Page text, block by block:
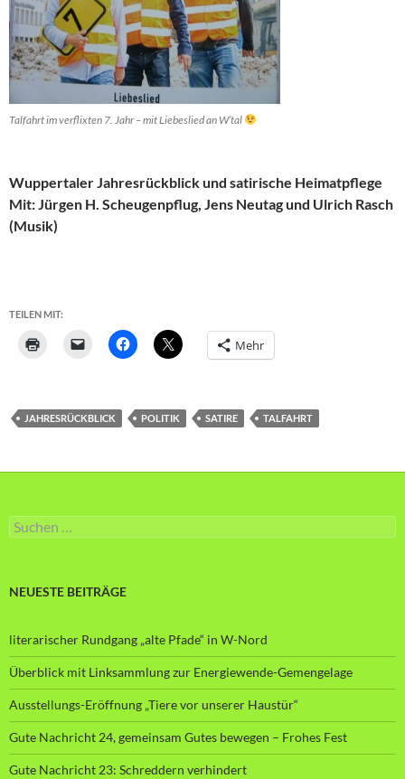
Talfahrt im verflixten 7. Jahr – mit Liebeslied an W’tal
Wuppertaler Jahresrückblick und satirische Heimatpflege
Mit: Jürgen H. Scheugenpflug, Jens Neutag und Ulrich Rasch
(Musik)
TEILEN MIT:
Mehr
JAHRESRÜCKBLICK POLITIK SATIRE TALFAHRT
Suche
nach:
NEUESTE BEITRÄGE
literarischer Rundgang „alte Pfade“ in W-Nord
Überblick mit Linksammlung zur Energiewende-Gemengelage
Ausstellungs-Eröffnung „Tiere vor unserer Haustür“
Gute Nachricht 24, gemeinsam Gutes bewegen – Frohes Fest
Gute Nachricht 23: Schreddern verhindert